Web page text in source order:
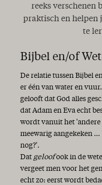
reeks verschenen
praktisch en helpen
te
Bijbel en/of
De relatie tussen Bijbel
er één van water en
gelooft dat God alles
dat Adam en Eva echt
wordt vanuit het 'andere
meewarig aangekeken
nog?'.
Dat geloofook in de
vergeet men voor het
echt zo: eerst wordt